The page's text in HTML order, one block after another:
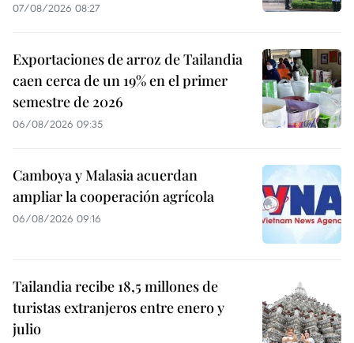
07/08/2026 08:27
Exportaciones de arroz de Tailandia
caen cerca de un 19% en el primer
semestre de 2026
06/08/2026 09:35
Camboya y Malasia acuerdan
ampliar la cooperación agrícola
06/08/2026 09:16
Tailandia recibe 18,5 millones de
turistas extranjeros entre enero y
julio